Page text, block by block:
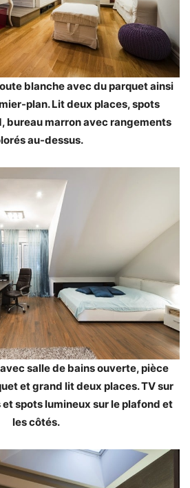
blanche avec du parquet ainsi
plan. Lit deux places, spots
bureau marron avec rangements
au-dessus.
salle de bains ouverte, pièce
et grand lit deux places. TV sur
spots lumineux sur le plafond et
les côtés.